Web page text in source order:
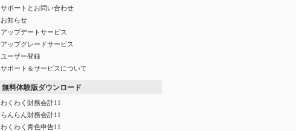
サポートとお問い合わせ
お知らせ
アップデートサービス
アップグレードサービス
ユーザー登録
サポート＆サービスについて
無料体験版ダウンロード
わくわく財務会計11
らんらん財務会計11
わくわく青色申告11